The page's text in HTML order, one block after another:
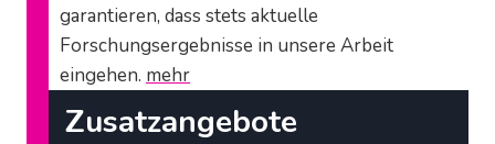
G
U
I
S
T
garantieren, dass stets aktuelle
Forschungsergebnisse in unsere Arbeit
eingehen. mehr
Zusatz­­angebote